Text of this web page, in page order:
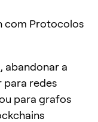
com Protocolos
abandonar a
para redes
para grafos